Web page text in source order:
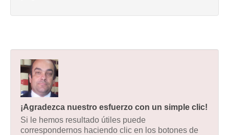
¡Agradezca nuestro esfuerzo con un simple clic!
Si le hemos resultado útiles puede
correspondernos haciendo clic en los botones de